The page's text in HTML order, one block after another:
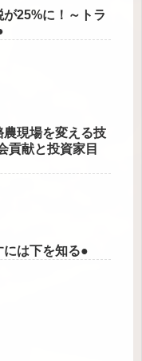
25%に！～トラ
農現場を変える技
貢献と投資家目
には下を知る●